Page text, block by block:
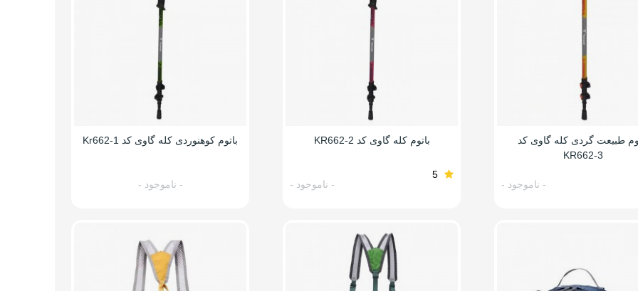
طبیعت گردی کله گاوی کد
KR662-3
- ناموجود -
باتوم کله گاوی کد KR662-2
5
- ناموجود -
باتوم کوهنوردی کله گاوی کد Kr662-1
- ناموجود -